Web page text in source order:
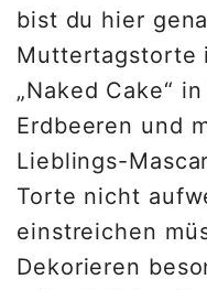
bist du hier
Muttertagstorte
„Naked Cake“
Erdbeeren und
Lieblings-
Torte nicht
einstreichen
Dekorieren